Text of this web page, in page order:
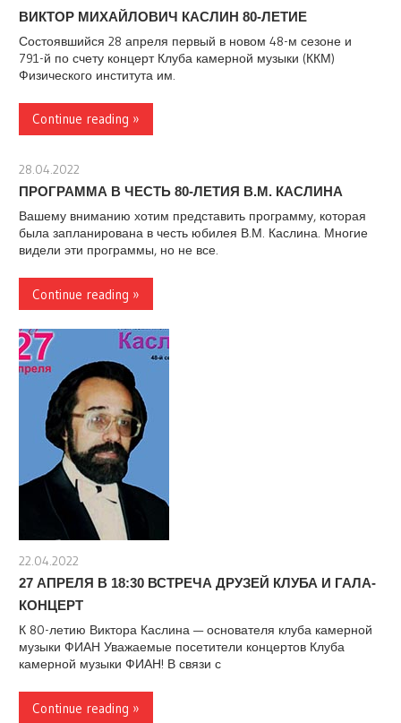
ВИКТОР МИХАЙЛОВИЧ КАСЛИН 80-ЛЕТИЕ
Состоявшийся 28 апреля первый в новом 48-м сезоне и
791-й по счету концерт Клуба камерной музыки (ККМ)
Физического института им.
Continue reading »
28.04.2022
ПРОГРАММА В ЧЕСТЬ 80-ЛЕТИЯ В.М. КАСЛИНА
Вашему вниманию хотим представить программу, которая
была запланирована в честь юбилея В.М. Каслина. Многие
видели эти программы, но не все.
Continue reading »
22.04.2022
27 АПРЕЛЯ В 18:30 ВСТРЕЧА ДРУЗЕЙ КЛУБА И ГАЛА-
КОНЦЕРТ
К 80-летию Виктора Каслина — основателя клуба камерной
музыки ФИАН Уважаемые посетители концертов Клуба
камерной музыки ФИАН! В связи с
Continue reading »